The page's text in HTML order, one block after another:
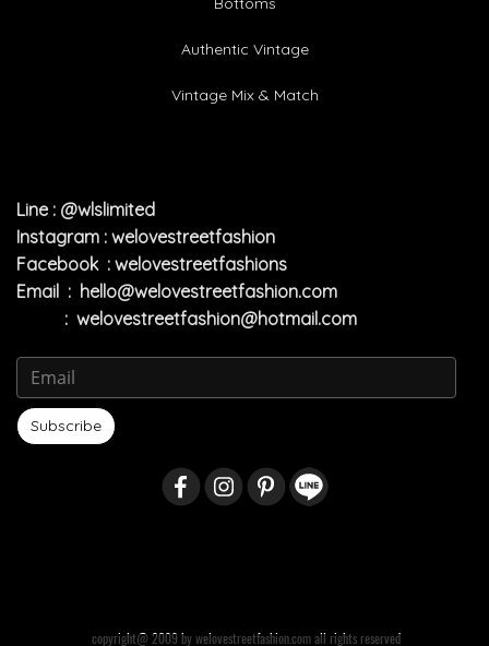
Authentic Vintage
Vintage Mix & Match
Line : @wlslimited
Instagram : welovestreetfashion
Facebook : welovestreetfashions
Email : hello@welovestreetfashion.com
: welovestreetfashion@hotmail.com
Subscribe
copyright@ 2009 by welovestreetfashion.com all rights reserved